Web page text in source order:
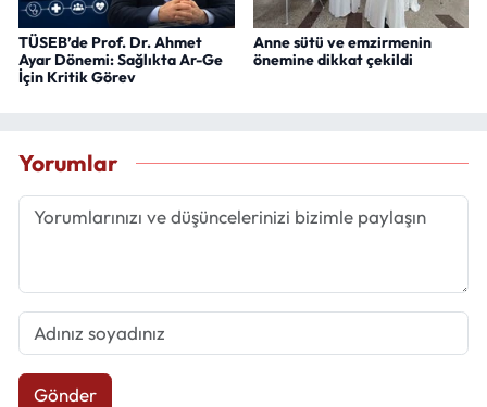
TÜSEB’de Prof. Dr. Ahmet
Ayar Dönemi: Sağlıkta Ar-Ge
İçin Kritik Görev
Anne sütü ve emzirmenin
önemine dikkat çekildi
Yorumlar
Gönder